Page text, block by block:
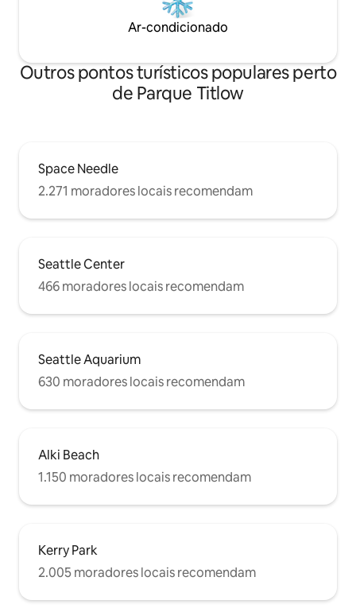
Ar-condicionado
Outros pontos turísticos populares perto
de Parque Titlow
Space Needle
2.271 moradores locais recomendam
Seattle Center
466 moradores locais recomendam
Seattle Aquarium
630 moradores locais recomendam
Alki Beach
1.150 moradores locais recomendam
Kerry Park
2.005 moradores locais recomendam